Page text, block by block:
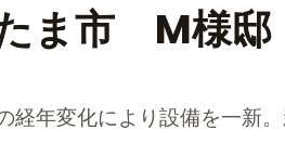
ま市 M様邸
経年変化により設備を一新